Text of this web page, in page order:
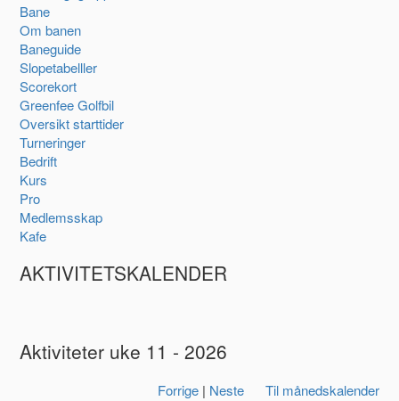
Bane
Om banen
Baneguide
Slopetabelller
Scorekort
Greenfee Golfbil
Oversikt starttider
Turneringer
Bedrift
Kurs
Pro
Medlemsskap
Kafe
AKTIVITETSKALENDER
Aktiviteter uke 11 - 2026
Forrige| Neste Til månedskalender